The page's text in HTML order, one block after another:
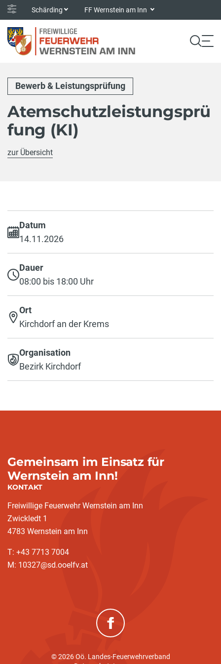
Schärding FF Wernstein am Inn
Bewerb & Leistungsprüfung
Atemschutzleistungsprü
fung (KI)
zur Übersicht
Datum
14.11.2026
Dauer
08:00 bis 18:00 Uhr
Ort
Kirchdorf an der Krems
Organisation
Bezirk Kirchdorf
Gemeinsam im Einsatz für
Wernstein am Inn!
KONTAKT
Freiwillige Feuerwehr Wernstein am Inn
Zwickledt 1
4783 Wernstein am Inn
T: +43 7713 7004
M: 10327@sd.ooelfv.at
(neues Fenster)
© 2026 Oö. Landes-Feuerwehrverband